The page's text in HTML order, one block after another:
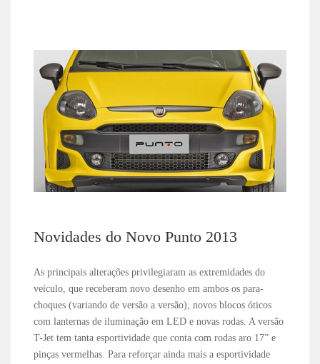
Novidades do Novo Punto 2013
As principais alterações privilegiaram as extremidades do
veículo, que receberam novo desenho em ambos os para-
choques (variando de versão a versão), novos blocos óticos
com lanternas de iluminação em LED e novas rodas. A versão
T-Jet tem tanta esportividade que conta com rodas aro 17” e
pinças vermelhas. Para reforçar ainda mais a esportividade